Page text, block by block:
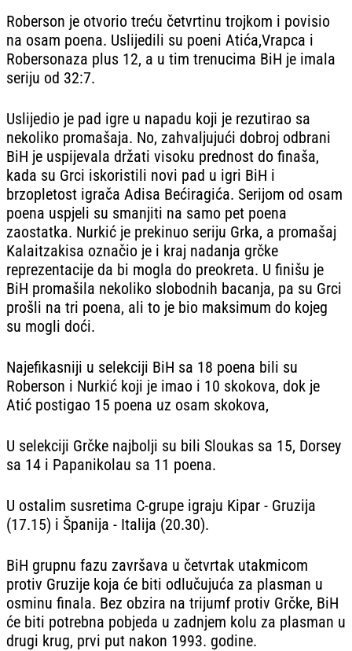
Roberson je otvorio treću četvrtinu trojkom i povisio
na osam poena. Uslijedili su poeni Atića,Vrapca i
Robersonaza plus 12, a u tim trenucima BiH je imala
seriju od 32:7.
Uslijedio je pad igre u napadu koji je rezutirao sa
nekoliko promašaja. No, zahvaljujući dobroj odbrani
BiH je uspijevala držati visoku prednost do finaša,
kada su Grci iskoristili novi pad u igri BiH i
brzopletost igrača Adisa Bećiragića. Serijom od osam
poena uspjeli su smanjiti na samo pet poena
zaostatka. Nurkić je prekinuo seriju Grka, a promašaj
Kalaitzakisa označio je i kraj nadanja grčke
reprezentacije da bi mogla do preokreta. U finišu je
BiH promašila nekoliko slobodnih bacanja, pa su Grci
prošli na tri poena, ali to je bio maksimum do kojeg
su mogli doći.
Najefikasniji u selekciji BiH sa 18 poena bili su
Roberson i Nurkić koji je imao i 10 skokova, dok je
Atić postigao 15 poena uz osam skokova,
U selekciji Grčke najbolji su bili Sloukas sa 15, Dorsey
sa 14 i Papanikolau sa 11 poena.
U ostalim susretima C-grupe igraju Kipar - Gruzija
(17.15) i Španija - Italija (20.30).
BiH grupnu fazu završava u četvrtak utakmicom
protiv Gruzije koja će biti odlučujuća za plasman u
osminu finala. Bez obzira na trijumf protiv Grčke, BiH
će biti potrebna pobjeda u zadnjem kolu za plasman u
drugi krug, prvi put nakon 1993. godine.